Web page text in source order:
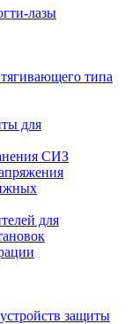
лазы
типа
для
СИЗ
для
защиты